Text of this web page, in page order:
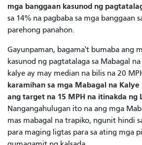
mga banggaan kasunod ng
sa 14% na pagbaba sa mga banggaan
parehong panahon.
Gayunpaman, bagama't bumaba ang
kasunod ng pagtatalaga sa Mabagal
kalye ay may median na bilis na 20
karamihan sa mga Mabagal na
ang target na 15 MPH na itinakda ng
Nangangahulugan ito na ang mga
mas mabagal na trapiko, ngunit hindi
para maging ligtas para sa ating mga